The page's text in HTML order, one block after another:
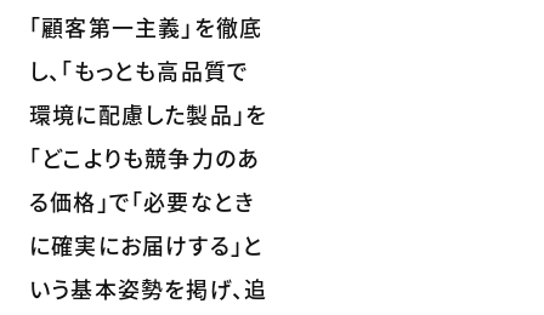
「顧客第一主義」を徹底
し、「もっとも高品質で
環境に配慮した製品」を
「どこよりも競争力のあ
る価格」で「必要なとき
に確実にお届けする」と
いう基本姿勢を掲げ、追